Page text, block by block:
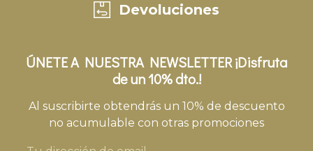
Devoluciones
ÚNETE A NUESTRA NEWSLETTER ¡Disfruta
de un 10% dto.!
Al suscribirte obtendrás un 10% de descuento
no acumulable con otras promociones